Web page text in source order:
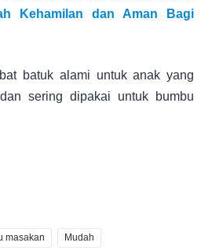
Kehamilan dan Aman Bagi
batuk alami untuk anak yang
sering dipakai untuk bumbu
masakan Mudah